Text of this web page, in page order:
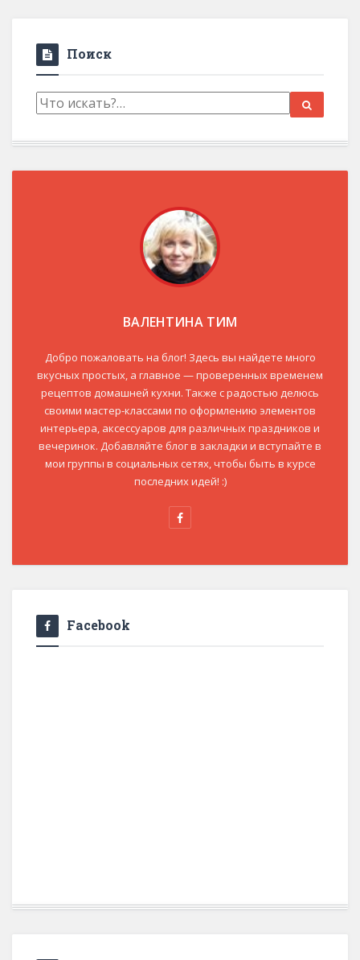
Поиск
ВАЛЕНТИНА ТИМ
Добро пожаловать на блог! Здесь вы найдете много
вкусных простых, а главное — проверенных временем
рецептов домашней кухни. Также с радостью делюсь
своими мастер-классами по оформлению элементов
интерьера, аксессуаров для различных праздников и
вечеринок. Добавляйте блог в закладки и вступайте в
мои группы в социальных сетях, чтобы быть в курсе
последних идей! :)
Facebook